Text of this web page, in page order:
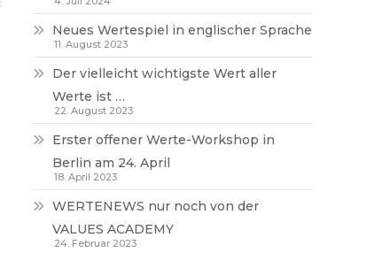
Neues Wertespiel in englischer Sprache
11. August 2023
Der vielleicht wichtigste Wert aller
Werte ist …
22. August 2023
Erster offener Werte-Workshop in
Berlin am 24. April
18. April 2023
WERTENEWS nur noch von der
VALUES ACADEMY
24. Februar 2023